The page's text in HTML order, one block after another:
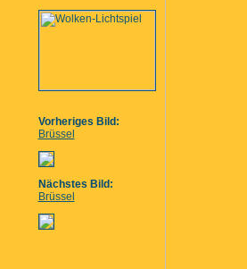
Vorheriges Bild:
Brüssel
Nächstes Bild:
Brüssel